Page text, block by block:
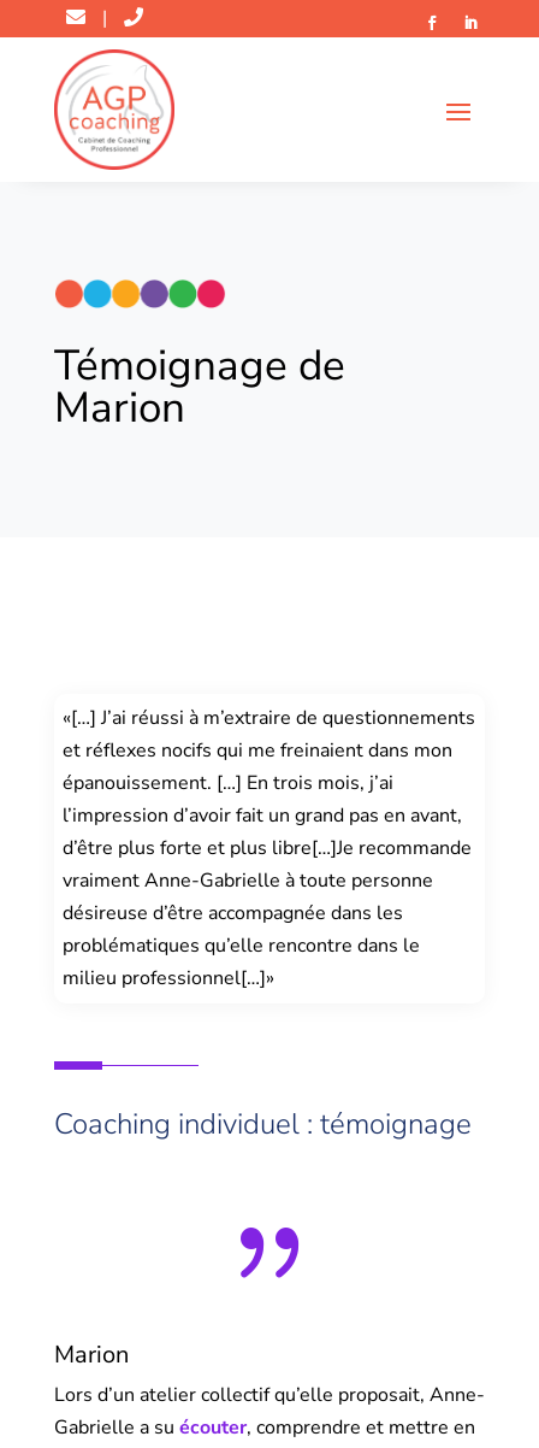
|
Témoignage de
Marion
«[…] J’ai réussi à m’extraire de questionnements
et réflexes nocifs qui me freinaient dans mon
épanouissement. […] En trois mois, j’ai
l’impression d’avoir fait un grand pas en avant,
d’être plus forte et plus libre[…]Je recommande
vraiment Anne-Gabrielle à toute personne
désireuse d’être accompagnée dans les
problématiques qu’elle rencontre dans le
milieu professionnel[…]»
Coaching individuel : témoignage
{
Marion
Lors d’un atelier collectif qu’elle proposait, Anne-
Gabrielle a su écouter, comprendre et mettre en